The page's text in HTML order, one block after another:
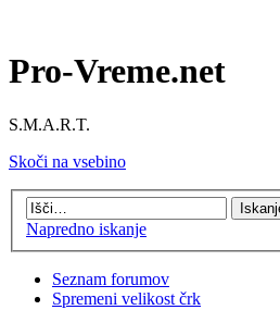
Pro-Vreme.net
S.M.A.R.T.
Skoči na vsebino
Napredno iskanje
Seznam forumov
Spremeni velikost črk